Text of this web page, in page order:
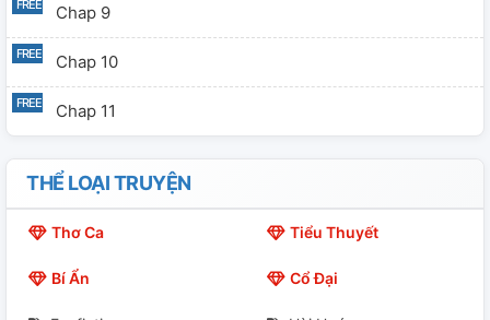
Chap 9
Chap 10
Chap 11
THỂ LOẠI TRUYỆN
Thơ Ca Tiểu Thuyết
Bí Ẩn Cổ Đại